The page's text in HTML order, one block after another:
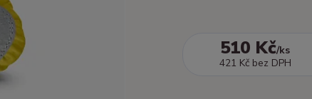
510 Kč/ks
421 Kč bez DPH